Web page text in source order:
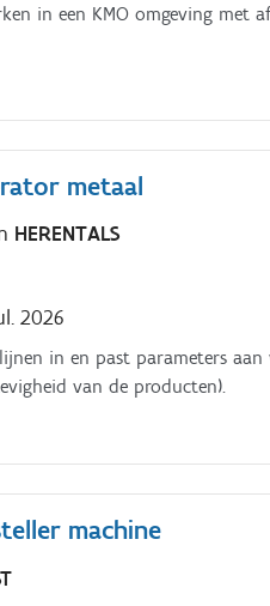
in een KMO omgeving met
metaal
HERENTALS
2026
in en past parameters
van de producten).
machine